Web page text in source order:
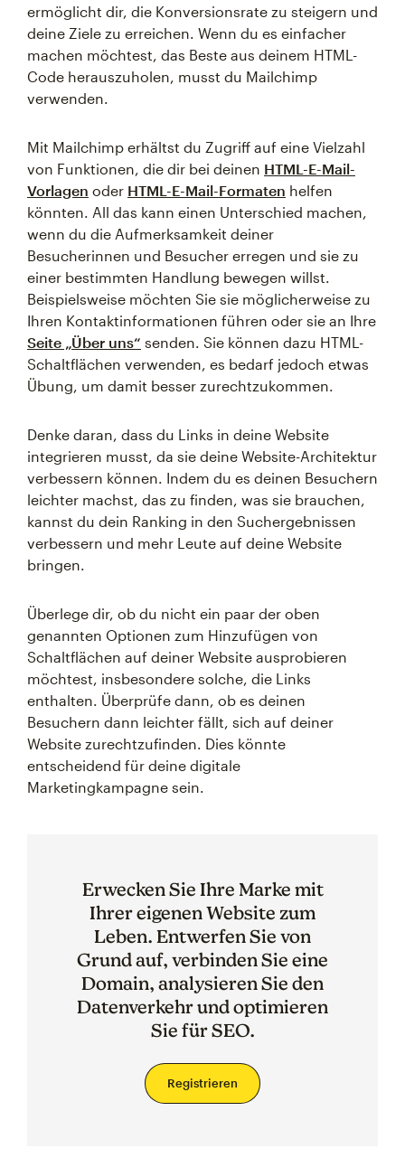
ermöglicht dir, die Konversionsrate zu steigern und
deine Ziele zu erreichen. Wenn du es einfacher
machen möchtest, das Beste aus deinem HTML-
Code herauszuholen, musst du Mailchimp
verwenden.
Mit Mailchimp erhältst du Zugriff auf eine Vielzahl
von Funktionen, die dir bei deinen HTML-E-Mail-
Vorlagen oder HTML-E-Mail-Formaten helfen
könnten. All das kann einen Unterschied machen,
wenn du die Aufmerksamkeit deiner
Besucherinnen und Besucher erregen und sie zu
einer bestimmten Handlung bewegen willst.
Beispielsweise möchten Sie sie möglicherweise zu
Ihren Kontaktinformationen führen oder sie an Ihre
Seite „Über uns“ senden. Sie können dazu HTML-
Schaltflächen verwenden, es bedarf jedoch etwas
Übung, um damit besser zurechtzukommen.
Denke daran, dass du Links in deine Website
integrieren musst, da sie deine Website-Architektur
verbessern können. Indem du es deinen Besuchern
leichter machst, das zu finden, was sie brauchen,
kannst du dein Ranking in den Suchergebnissen
verbessern und mehr Leute auf deine Website
bringen.
Überlege dir, ob du nicht ein paar der oben
genannten Optionen zum Hinzufügen von
Schaltflächen auf deiner Website ausprobieren
möchtest, insbesondere solche, die Links
enthalten. Überprüfe dann, ob es deinen
Besuchern dann leichter fällt, sich auf deiner
Website zurechtzufinden. Dies könnte
entscheidend für deine digitale
Marketingkampagne sein.
Erwecken Sie Ihre Marke mit
Ihrer eigenen Website zum
Leben. Entwerfen Sie von
Grund auf, verbinden Sie eine
Domain, analysieren Sie den
Datenverkehr und optimieren
Sie für SEO.
Registrieren